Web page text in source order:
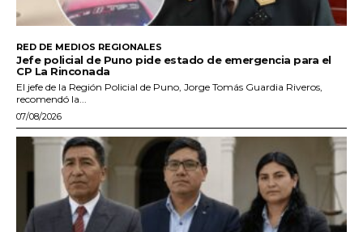
RED DE MEDIOS REGIONALES
Jefe policial de Puno pide estado de emergencia para el
CP La Rinconada
El jefe de la Región Policial de Puno, Jorge Tomás Guardia Riveros,
recomendó la...
07/08/2026